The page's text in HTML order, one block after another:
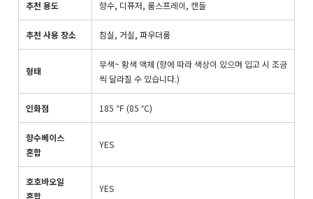
추천 용도 향수, 디퓨저, 룸스프레이, 캔들
추천 사용 장소 침실, 거실, 파우더룸
형태
무색~ 황색 액체 (향에 따라 색상이 있으며 입고 시 조금
씩 달라질 수 있습니다.)
인화점 185 ℉ (85 ℃)
향수베이스
혼합
YES
호호바오일
혼합
YES